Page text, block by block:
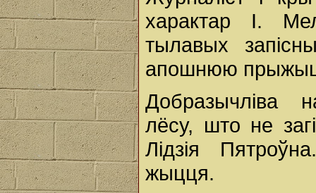
характар І.
тылавых
апошнюю
Добразычліва
лёсу, што не
Лідзія
жыцця.